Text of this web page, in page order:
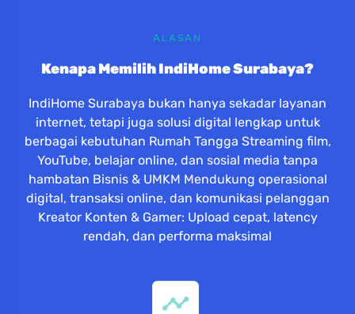
ALASAN
Kenapa Memilih IndiHome Surabaya?
IndiHome Surabaya bukan hanya sekadar layanan
internet, tetapi juga solusi digital lengkap untuk
berbagai kebutuhan Rumah Tangga Streaming film,
YouTube, belajar online, dan sosial media tanpa
hambatan Bisnis & UMKM Mendukung operasional
digital, transaksi online, dan komunikasi pelanggan
Kreator Konten & Gamer: Upload cepat, latency
rendah, dan performa maksimal